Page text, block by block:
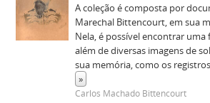
A coleção é composta por
Marechal Bittencourt, em sua
Nela, é possível encontrar
além de diversas imagens de
sua memória, como os
»
Carlos Machado Bittencourt